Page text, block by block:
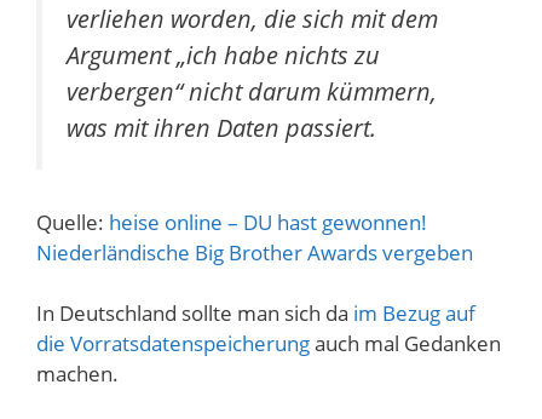
verliehen worden, die sich mit dem
Argument „ich habe nichts zu
verbergen“ nicht darum kümmern,
was mit ihren Daten passiert.
Quelle: heise online – DU hast gewonnen!
Niederländische Big Brother Awards vergeben
In Deutschland sollte man sich da im Bezug auf
die Vorratsdatenspeicherungauch mal Gedanken
machen.